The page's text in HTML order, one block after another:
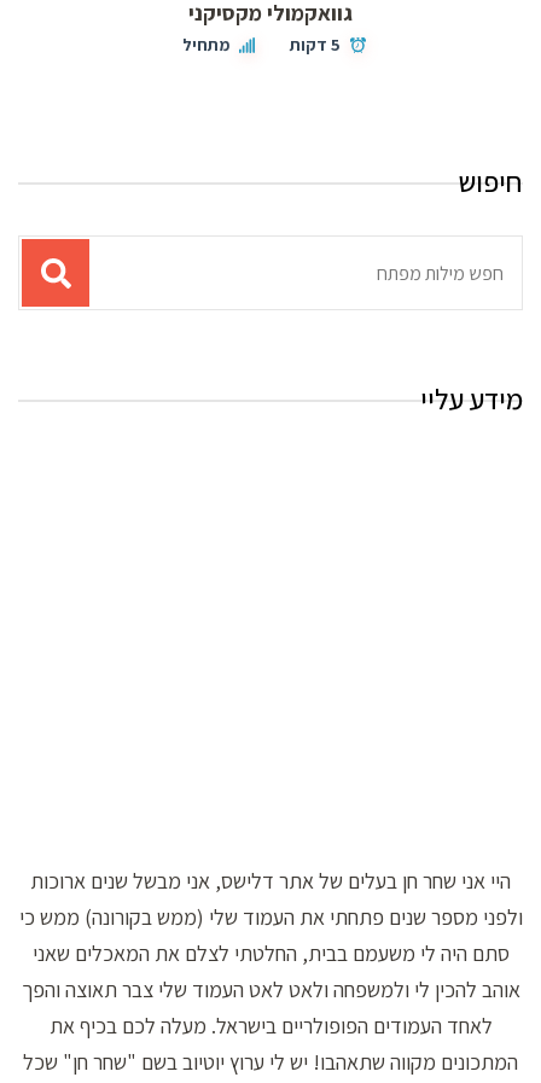
גוואקמולי מקסיקני
5 דקות מתחיל
חיפוש
עבור
מידע עליי
היי אני שחר חן בעלים של אתר דלישס, אני מבשל שנים ארוכות
ולפני מספר שנים פתחתי את העמוד שלי (ממש בקורונה) ממש כי
סתם היה לי משעמם בבית, החלטתי לצלם את המאכלים שאני
אוהב להכין לי ולמשפחה ולאט לאט העמוד שלי צבר תאוצה והפך
לאחד העמודים הפופולריים בישראל. מעלה לכם בכיף את
המתכונים מקווה שתאהבו! יש לי ערוץ יוטיוב בשם "שחר חן" שכל